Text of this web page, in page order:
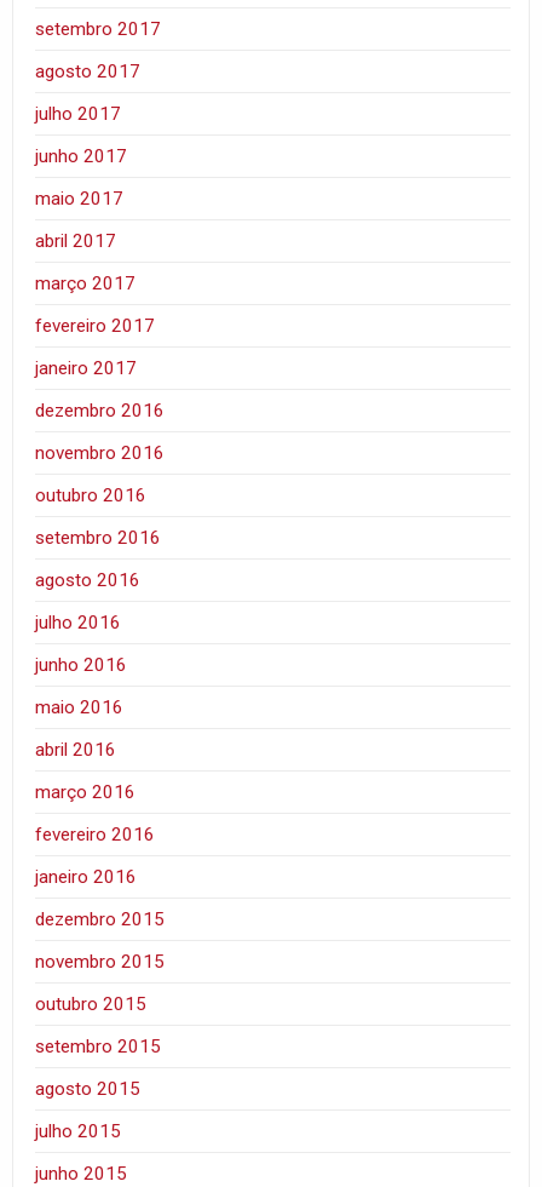
setembro 2017
agosto 2017
julho 2017
junho 2017
maio 2017
abril 2017
março 2017
fevereiro 2017
janeiro 2017
dezembro 2016
novembro 2016
outubro 2016
setembro 2016
agosto 2016
julho 2016
junho 2016
maio 2016
abril 2016
março 2016
fevereiro 2016
janeiro 2016
dezembro 2015
novembro 2015
outubro 2015
setembro 2015
agosto 2015
julho 2015
junho 2015